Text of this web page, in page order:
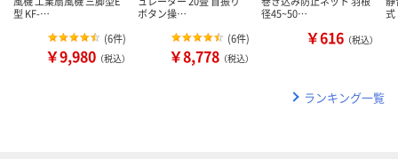
型 KF-…
(6件)
￥9,980 （税込）
ボタン操…
(6件)
￥8,778 （税込）
径45~50…
￥616 （税込）
ランキング一覧